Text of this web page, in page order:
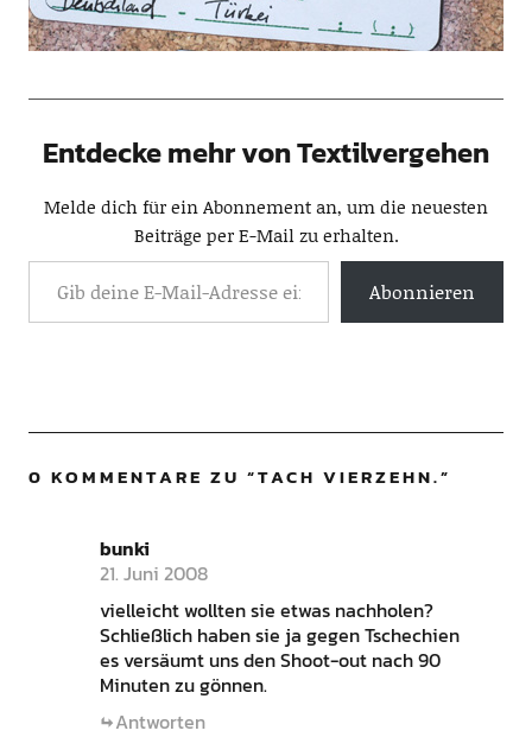
Entdecke mehr von Textilvergehen
Melde dich für ein Abonnement an, um die neuesten
Beiträge per E-Mail zu erhalten.
Abonnieren
0 KOMMENTARE ZU “TACH VIERZEHN.”
bunki
21. Juni 2008
vielleicht wollten sie etwas nachholen?
Schließlich haben sie ja gegen Tschechien
es versäumt uns den Shoot-out nach 90
Minuten zu gönnen.
Antworten